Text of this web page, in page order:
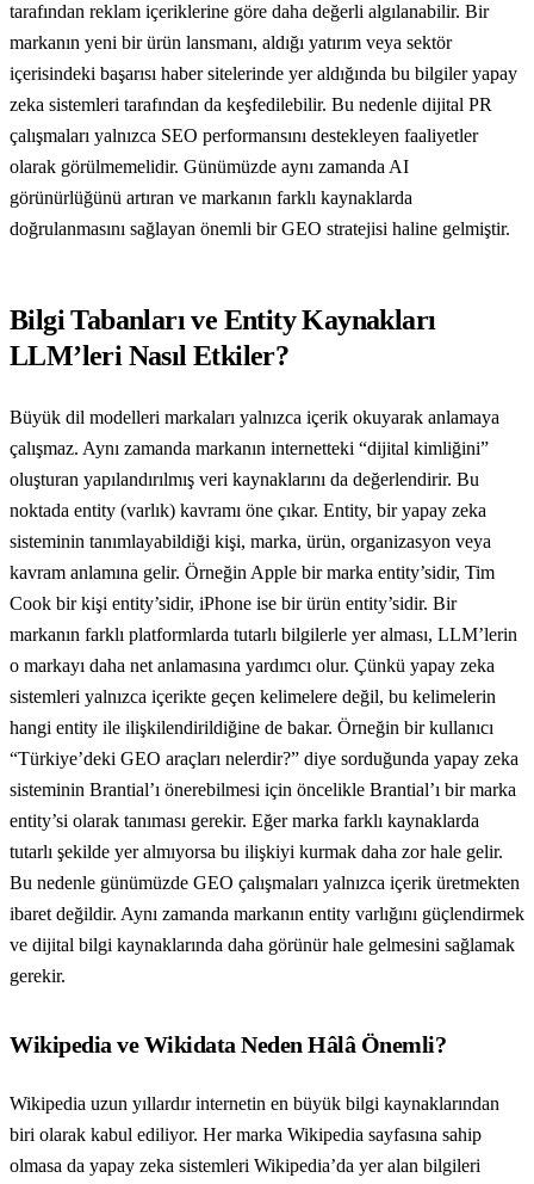
tarafından reklam içeriklerine göre daha değerli algılanabilir. Bir
markanın yeni bir ürün lansmanı, aldığı yatırım veya sektör
içerisindeki başarısı haber sitelerinde yer aldığında bu bilgiler yapay
zeka sistemleri tarafından da keşfedilebilir. Bu nedenle dijital PR
çalışmaları yalnızca SEO performansını destekleyen faaliyetler
olarak görülmemelidir. Günümüzde aynı zamanda AI
görünürlüğünü artıran ve markanın farklı kaynaklarda
doğrulanmasını sağlayan önemli bir GEO stratejisi haline gelmiştir.
Bilgi Tabanları ve Entity Kaynakları
LLM’leri Nasıl Etkiler?
Büyük dil modelleri markaları yalnızca içerik okuyarak anlamaya
çalışmaz. Aynı zamanda markanın internetteki “dijital kimliğini”
oluşturan yapılandırılmış veri kaynaklarını da değerlendirir. Bu
noktada entity (varlık) kavramı öne çıkar. Entity, bir yapay zeka
sisteminin tanımlayabildiği kişi, marka, ürün, organizasyon veya
kavram anlamına gelir. Örneğin Apple bir marka entity’sidir, Tim
Cook bir kişi entity’sidir, iPhone ise bir ürün entity’sidir. Bir
markanın farklı platformlarda tutarlı bilgilerle yer alması, LLM’lerin
o markayı daha net anlamasına yardımcı olur. Çünkü yapay zeka
sistemleri yalnızca içerikte geçen kelimelere değil, bu kelimelerin
hangi entity ile ilişkilendirildiğine de bakar. Örneğin bir kullanıcı
“Türkiye’deki GEO araçları nelerdir?” diye sorduğunda yapay zeka
sisteminin Brantial’ı önerebilmesi için öncelikle Brantial’ı bir marka
entity’si olarak tanıması gerekir. Eğer marka farklı kaynaklarda
tutarlı şekilde yer almıyorsa bu ilişkiyi kurmak daha zor hale gelir.
Bu nedenle günümüzde GEO çalışmaları yalnızca içerik üretmekten
ibaret değildir. Aynı zamanda markanın entity varlığını güçlendirmek
ve dijital bilgi kaynaklarında daha görünür hale gelmesini sağlamak
gerekir.
Wikipedia ve Wikidata Neden Hâlâ Önemli?
Wikipedia uzun yıllardır internetin en büyük bilgi kaynaklarından
biri olarak kabul ediliyor. Her marka Wikipedia sayfasına sahip
olmasa da yapay zeka sistemleri Wikipedia’da yer alan bilgileri